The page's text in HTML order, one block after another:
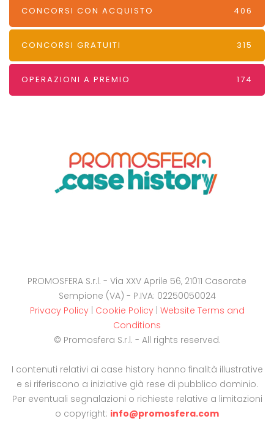
CONCORSI CON ACQUISTO 406
CONCORSI GRATUITI 315
OPERAZIONI A PREMIO 174
PROMOSFERA S.r.l. - Via XXV Aprile 56, 21011 Casorate
Sempione (VA) - P.IVA: 02250050024
Privacy Policy| Cookie Policy| Website Terms and
Conditions
© Promosfera S.r.l. - All rights reserved.
I contenuti relativi ai case history hanno finalità illustrative
e si riferiscono a iniziative già rese di pubblico dominio.
Per eventuali segnalazioni o richieste relative a limitazioni
o copyright: info@promosfera.com